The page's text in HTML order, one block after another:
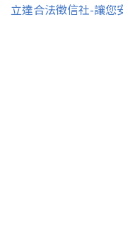
立達合法徵信社-讓您